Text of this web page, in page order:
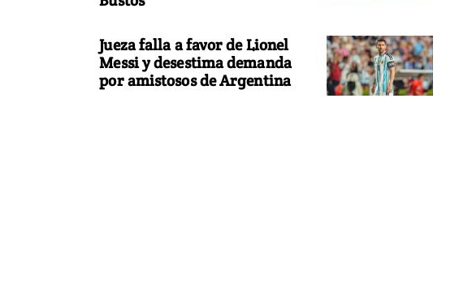
Jueza falla a favor de Lionel
Messi y desestima demanda
por amistosos de Argentina